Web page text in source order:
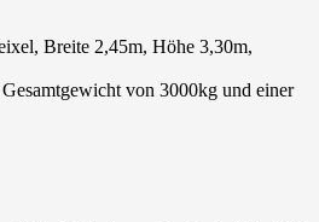
Breite 2,45m, Höhe 3,30m,
von 3000kg und einer